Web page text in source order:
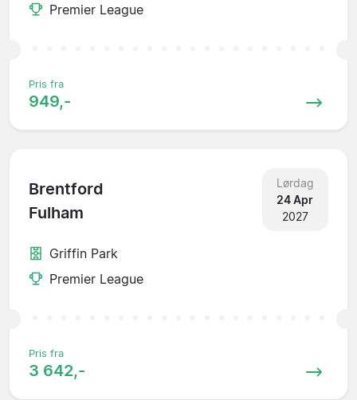
Premier League
Pris fra
949,-
Brentford
Fulham
Lørdag
24 Apr
2027
Griffin Park
Premier League
Pris fra
3 642,-